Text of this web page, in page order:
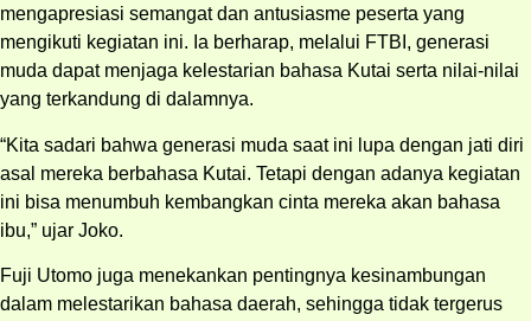
mengapresiasi semangat dan antusiasme peserta yang
mengikuti kegiatan ini. Ia berharap, melalui FTBI, generasi
muda dapat menjaga kelestarian bahasa Kutai serta nilai-nilai
yang terkandung di dalamnya.
“Kita sadari bahwa generasi muda saat ini lupa dengan jati diri
asal mereka berbahasa Kutai. Tetapi dengan adanya kegiatan
ini bisa menumbuh kembangkan cinta mereka akan bahasa
ibu,” ujar Joko.
Fuji Utomo juga menekankan pentingnya kesinambungan
dalam melestarikan bahasa daerah, sehingga tidak tergerus